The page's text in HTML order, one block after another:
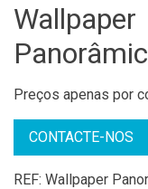
Wallpaper
Preços apenas por
CONTACTE-NOS
REF: Wallpaper